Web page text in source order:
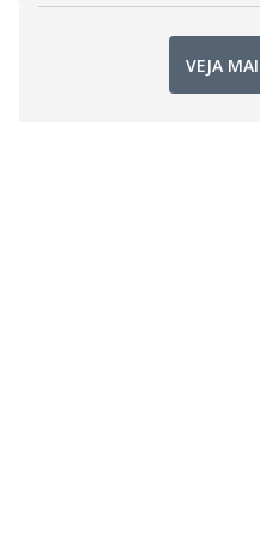
VEJA